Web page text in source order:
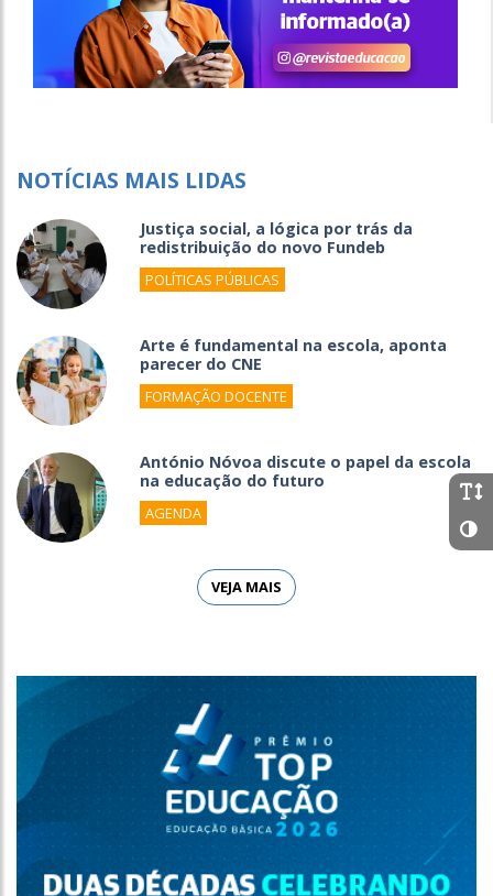
NOTÍCIAS MAIS LIDAS
Justiça social, a lógica por trás da
redistribuição do novo Fundeb
POLÍTICAS PÚBLICAS
Arte é fundamental na escola, aponta
parecer do CNE
FORMAÇÃO DOCENTE
António Nóvoa discute o papel da escola
na educação do futuro
AGENDA
VEJA MAIS